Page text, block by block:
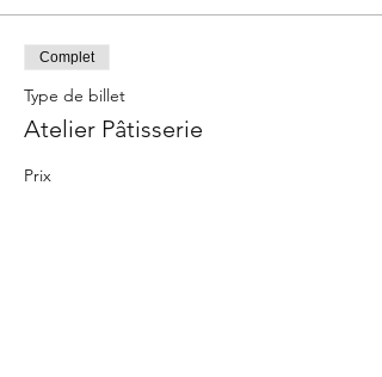
Complet
Type de billet
Atelier Pâtisserie
Prix